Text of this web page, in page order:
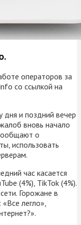
операторов за
со ссылкой на
дня и поздний вечер
вновь начало
о
использовать
час касается
(4%), TikTok (4%).
Горожане в
легло»,